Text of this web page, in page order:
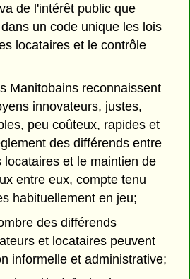
de l'intérêt public que
un code unique les lois
locataires et le contrôle
Manitobains reconnaissent
innovateurs, justes,
peu coûteux, rapides et
des différends entre
locataires et le maintien de
entre eux, compte tenu
habituellement en jeu;
des différends
et locataires peuvent
informelle et administrative;